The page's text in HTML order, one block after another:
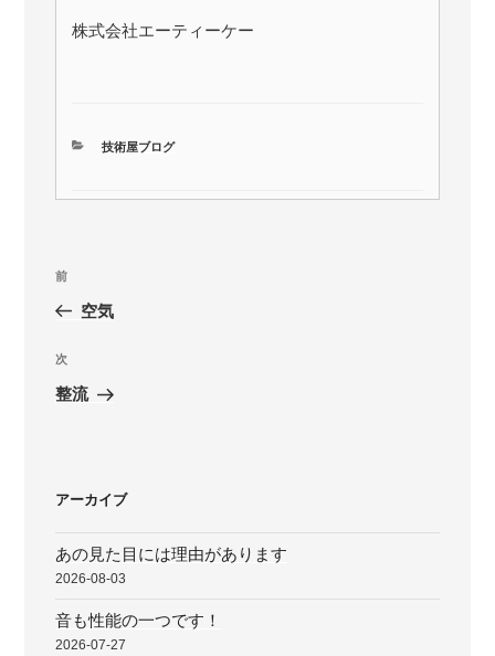
株式会社エーティーケー
カ
技術屋ブログ
投
ナ
ビ
ゲ
ン
前
の
稿
前
空気
次
の
次
整流
アーカイブ
あの見た目には理由があります
2026-08-03
音も性能の一つです！
2026-07-27